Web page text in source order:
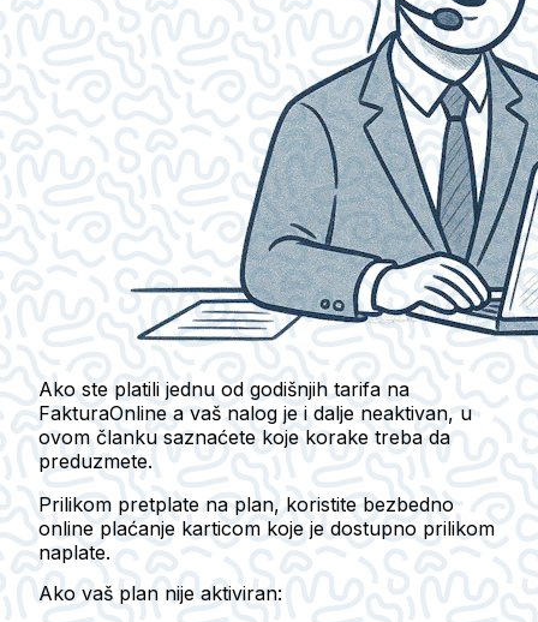
Ako ste platili jednu od godišnjih tarifa na
FakturaOnline a vaš nalog je i dalje neaktivan, u
ovom članku saznaćete koje korake treba da
preduzmete.
Prilikom pretplate na plan, koristite bezbedno
online plaćanje karticom koje je dostupno prilikom
naplate.
Ako vaš plan nije aktiviran: